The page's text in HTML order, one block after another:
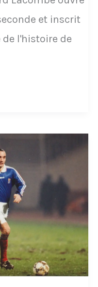
et inscrit
l'histoire de